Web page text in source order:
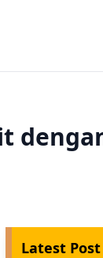
Latest Post